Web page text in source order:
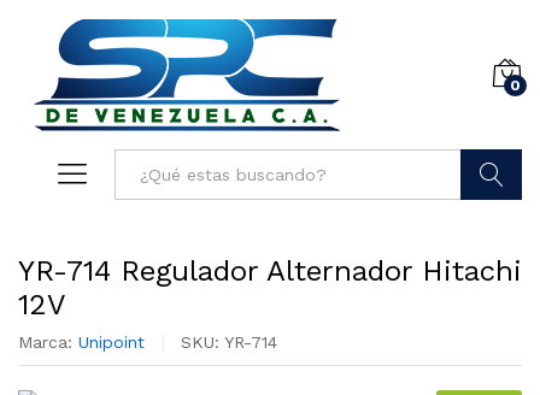
0
YR-714 Regulador Alternador Hitachi
12V
Marca: Unipoint SKU: YR-714